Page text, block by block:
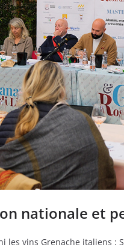
nationale et
les vins Grenache italiens :